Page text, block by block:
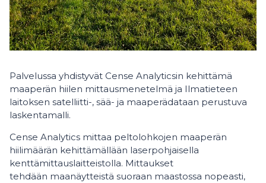
Palvelussa yhdistyvät Cense Analyticsin kehittämä
maaperän hiilen mittausmenetelmä ja Ilmatieteen
laitoksen satelliitti-, sää- ja maaperädataan perustuva
laskentamalli.
Cense Analytics mittaa peltolohkojen maaperän
hiilimäärän kehittämällään laserpohjaisella
kenttämittauslaitteistolla. Mittaukset
tehdään maanäytteistä suoraan maastossa nopeasti,